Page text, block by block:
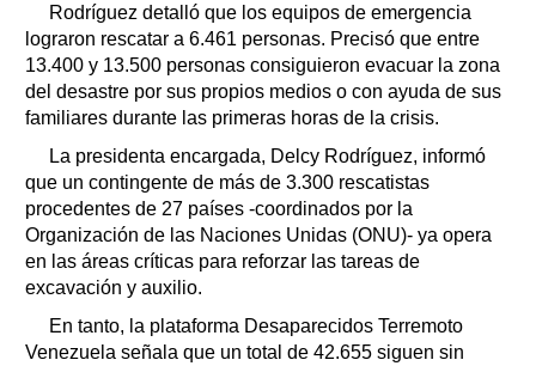
Rodríguez detalló que los equipos de emergencia
lograron rescatar a 6.461 personas. Precisó que entre
13.400 y 13.500 personas consiguieron evacuar la zona
del desastre por sus propios medios o con ayuda de sus
familiares durante las primeras horas de la crisis.
La presidenta encargada, Delcy Rodríguez, informó
que un contingente de más de 3.300 rescatistas
procedentes de 27 países -coordinados por la
Organización de las Naciones Unidas (ONU)- ya opera
en las áreas críticas para reforzar las tareas de
excavación y auxilio.
En tanto, la plataforma Desaparecidos Terremoto
Venezuela señala que un total de 42.655 siguen sin